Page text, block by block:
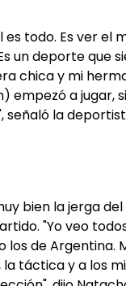
es todo. Es ver el
un deporte que
chica y mi
empezó a jugar,
señaló la
bien la jerga
"Yo veo
los de Argentina.
la táctica y a los